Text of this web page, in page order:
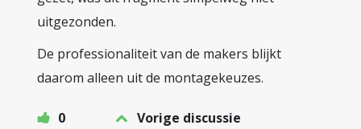
uitgezonden.
De professionaliteit van de makers blijkt
daarom alleen uit de montagekeuzes.
0 Vorige discussie